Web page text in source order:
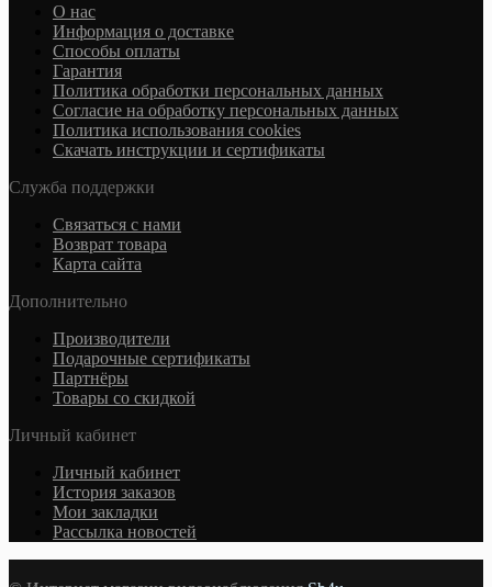
О нас
Информация о доставке
Cпособы оплаты
Гарантия
Политика обработки персональных данных
Согласие на обработку персональных данных
Политика использования cookies
Скачать инструкции и сертификаты
Служба поддержки
Связаться с нами
Возврат товара
Карта сайта
Дополнительно
Производители
Подарочные сертификаты
Партнёры
Товары со скидкой
Личный кабинет
Личный кабинет
История заказов
Мои закладки
Рассылка новостей